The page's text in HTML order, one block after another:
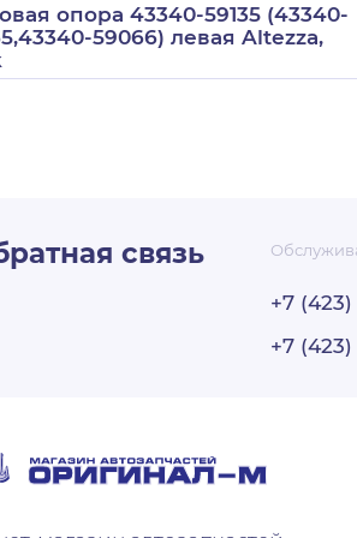
Настоящая
«О
данных и
своей
обработке
Код ИФНС:
опора 43340-59135 (43340-
59066) левая Altezza,
связь
+7
+7 (423)